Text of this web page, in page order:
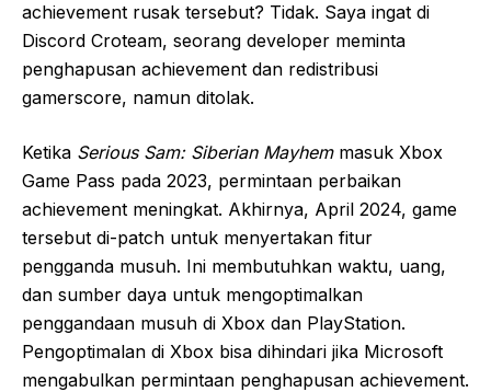
achievement rusak tersebut? Tidak. Saya ingat di
Discord Croteam, seorang developer meminta
penghapusan achievement dan redistribusi
gamerscore, namun ditolak.
Ketika Serious Sam: Siberian Mayhemmasuk Xbox
Game Pass pada 2023, permintaan perbaikan
achievement meningkat. Akhirnya, April 2024, game
tersebut di-patch untuk menyertakan fitur
pengganda musuh. Ini membutuhkan waktu, uang,
dan sumber daya untuk mengoptimalkan
penggandaan musuh di Xbox dan PlayStation.
Pengoptimalan di Xbox bisa dihindari jika Microsoft
mengabulkan permintaan penghapusan achievement.